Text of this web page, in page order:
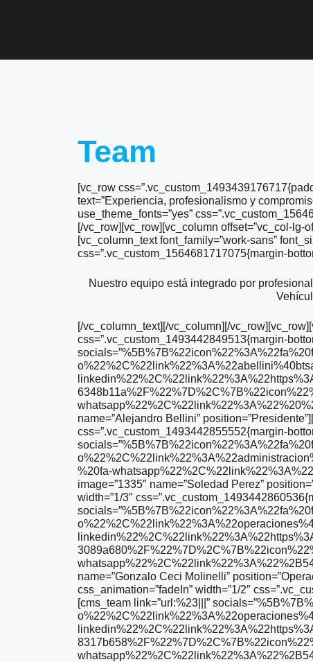
Team
[vc_row
text=”Experiencia, profesionalismo y
use_theme_fonts=”yes”
[/vc_row][vc_row][vc_column offset=”vc_col-lg-
[vc_column_text font_family=”work-sans”
css=”.vc_custom_1564681717075{margin-
Nuestro equipo está integrado por
[/vc_column_text][/vc_column][/
css=”.vc_custom_1493442849513{margin-
name=”Alejandro Bellini”
css=”.vc_custom_1493442855552{margin-
%20fa-
image=”1335″ name=”Soledad Perez”
width=”1/3″
name=”Gonzalo Ceci Molinelli”
css_animation=”fadeIn” width=”1/2″
[cms_team link=”url:%23|||”